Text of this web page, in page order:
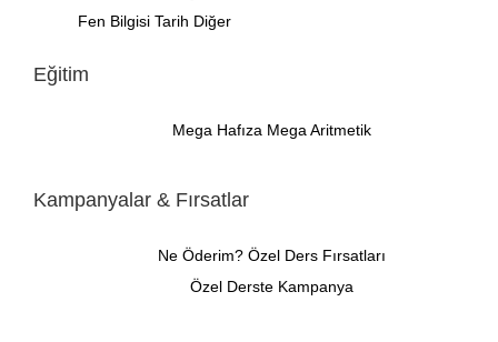
Fen Bilgisi Tarih Diğer
Eğitim
Mega Hafıza Mega Aritmetik
Kampanyalar & Fırsatlar
Ne Öderim? Özel Ders Fırsatları
Özel Derste Kampanya